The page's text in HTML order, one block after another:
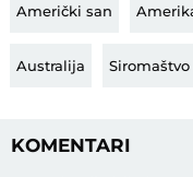
Američki san
Australija Siromaštvo
KOMENTARI